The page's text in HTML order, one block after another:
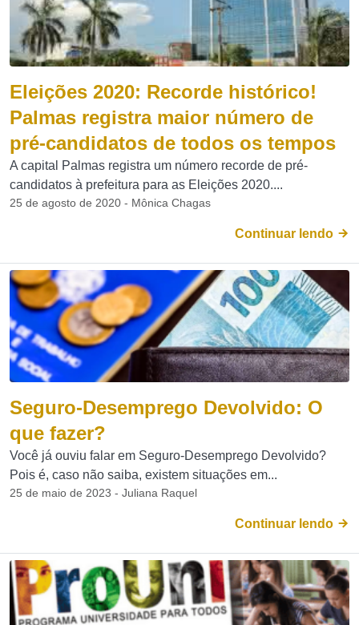
Eleições 2020: Recorde histórico!
Palmas registra maior número de
pré-candidatos de todos os tempos
A capital Palmas registra um número recorde de pré-
candidatos à prefeitura para as Eleições 2020....
25 de agosto de 2020 - Mônica Chagas
Continuar lendo
Seguro-Desemprego Devolvido: O
que fazer?
Você já ouviu falar em Seguro-Desemprego Devolvido?
Pois é, caso não saiba, existem situações em...
25 de maio de 2023 - Juliana Raquel
Continuar lendo